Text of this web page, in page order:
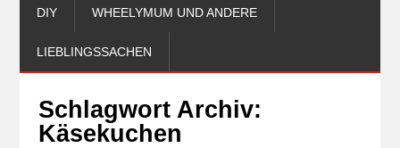
DIY WHEELYMUM UND ANDERE
LIEBLINGSSACHEN
Schlagwort Archiv:
Käsekuchen